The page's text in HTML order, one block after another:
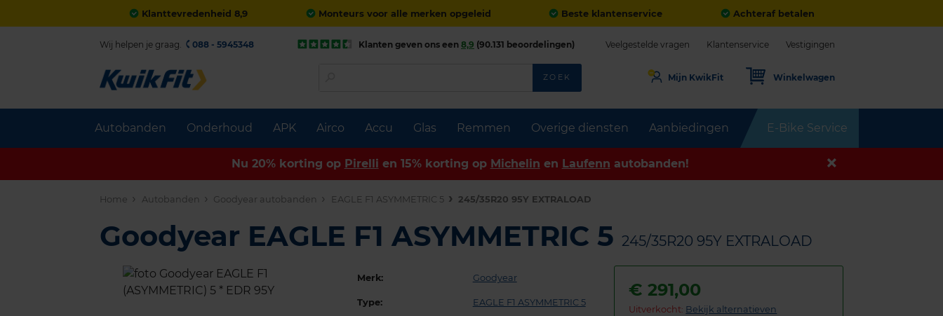
Klanttevredenheid 8,9 Monteurs voor alle merken opgeleid Beste klantenservice Achteraf betalen
Autobanden Onderhoud APK Airco Accu Glas Remmen Overige diensten Aanbiedingen E-Bike Service
Wij helpen je graag. 088 - 5945348 Klanten geven ons een 8,9 (90.131 beoordelingen) Veelgestelde vragen Klantenservice Vestigingen
ZOEK Mijn KwikFit Winkelwagen
Nu 20% korting op Pirelli en 15% korting op Michelin en Laufenn autobanden!
Home Autobanden Goodyear autobanden EAGLE F1 ASYMMETRIC 5 245/35R20 95Y EXTRALOAD
Goodyear EAGLE F1 ASYMMETRIC 5 245/35R20 95Y EXTRALOAD
Merk: Goodyear
Type: EAGLE F1 ASYMMETRIC 5
€291,00
Uitverkocht: Bekijk alternatieven